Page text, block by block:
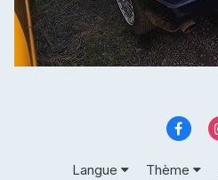
Langue Thème